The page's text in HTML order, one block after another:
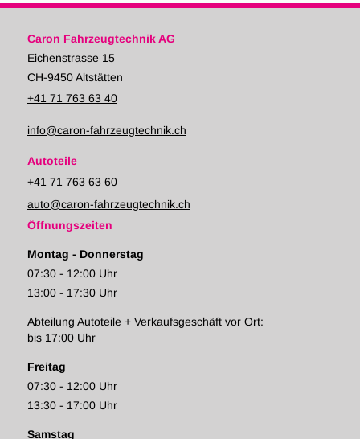
Caron Fahrzeugtechnik AG
Eichenstrasse 15
CH-9450 Altstätten
+41 71 763 63 40
info@caron-fahrzeugtechnik.ch
Autoteile
+41 71 763 63 60
auto@caron-fahrzeugtechnik.ch
Öffnungszeiten
Montag - Donnerstag
07:30 - 12:00 Uhr
13:00 - 17:30 Uhr
Abteilung Autoteile + Verkaufsgeschäft vor Ort:
bis 17:00 Uhr
Freitag
07:30 - 12:00 Uhr
13:30 - 17:00 Uhr
Samstag